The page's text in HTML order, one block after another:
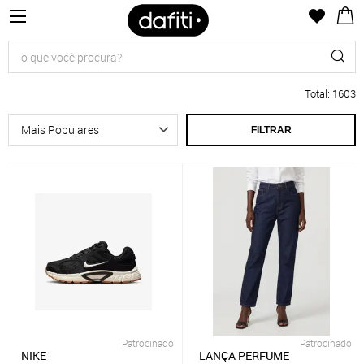
Total: 1603
FILTRAR
Patrocinado
NIKE
Patrocinado
LANÇA PERFUME